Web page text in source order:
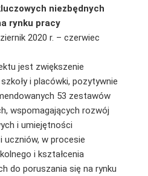
niezbędnych
rynku pracy
2020 r. – czerwiec
jest zwiększenie
i placówki, pozytywnie
53 zestawów
wspomagających rozwój
i umiejętności
uczniów, w procesie
i kształcenia
do poruszania się na rynku